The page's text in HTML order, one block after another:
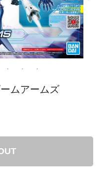
ムアームズ